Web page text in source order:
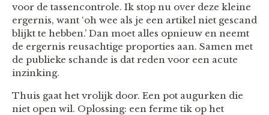
voor de tassencontrole. Ik stop nu over deze kleine
ergernis, want ‘oh wee als je een artikel niet gescand
blijkt te hebben.’ Dan moet alles opnieuw en neemt
de ergernis reusachtige proporties aan. Samen met
de publieke schande is dat reden voor een acute
inzinking.
Thuis gaat het vrolijk door. Een pot augurken die
niet open wil. Oplossing: een ferme tik op het